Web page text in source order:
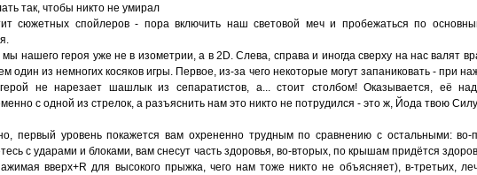
так, чтобы никто не умирал
сюжетных спойлеров - пора включить наш световой меч и пробежаться по
мы нашего героя уже не в изометрии, а в 2D. Слева, справа и иногда сверху на нас валят
один из немногих косяков игры. Первое, из-за чего некоторые могут запаниковать - при
не нарезает шашлык из сепаратистов, а... стоит столбом! Оказывается, её
с одной из стрелок, а разъяснить нам это никто не потрудился - это ж, Йода твою
первый уровень покажется вам охрененно трудным по сравнению с остальными: во-
с ударами и блоками, вам снесут часть здоровья, во-вторых, по крышам придётся
вверх+R для высокого прыжка, чего нам тоже никто не объясняет), в-третьих,